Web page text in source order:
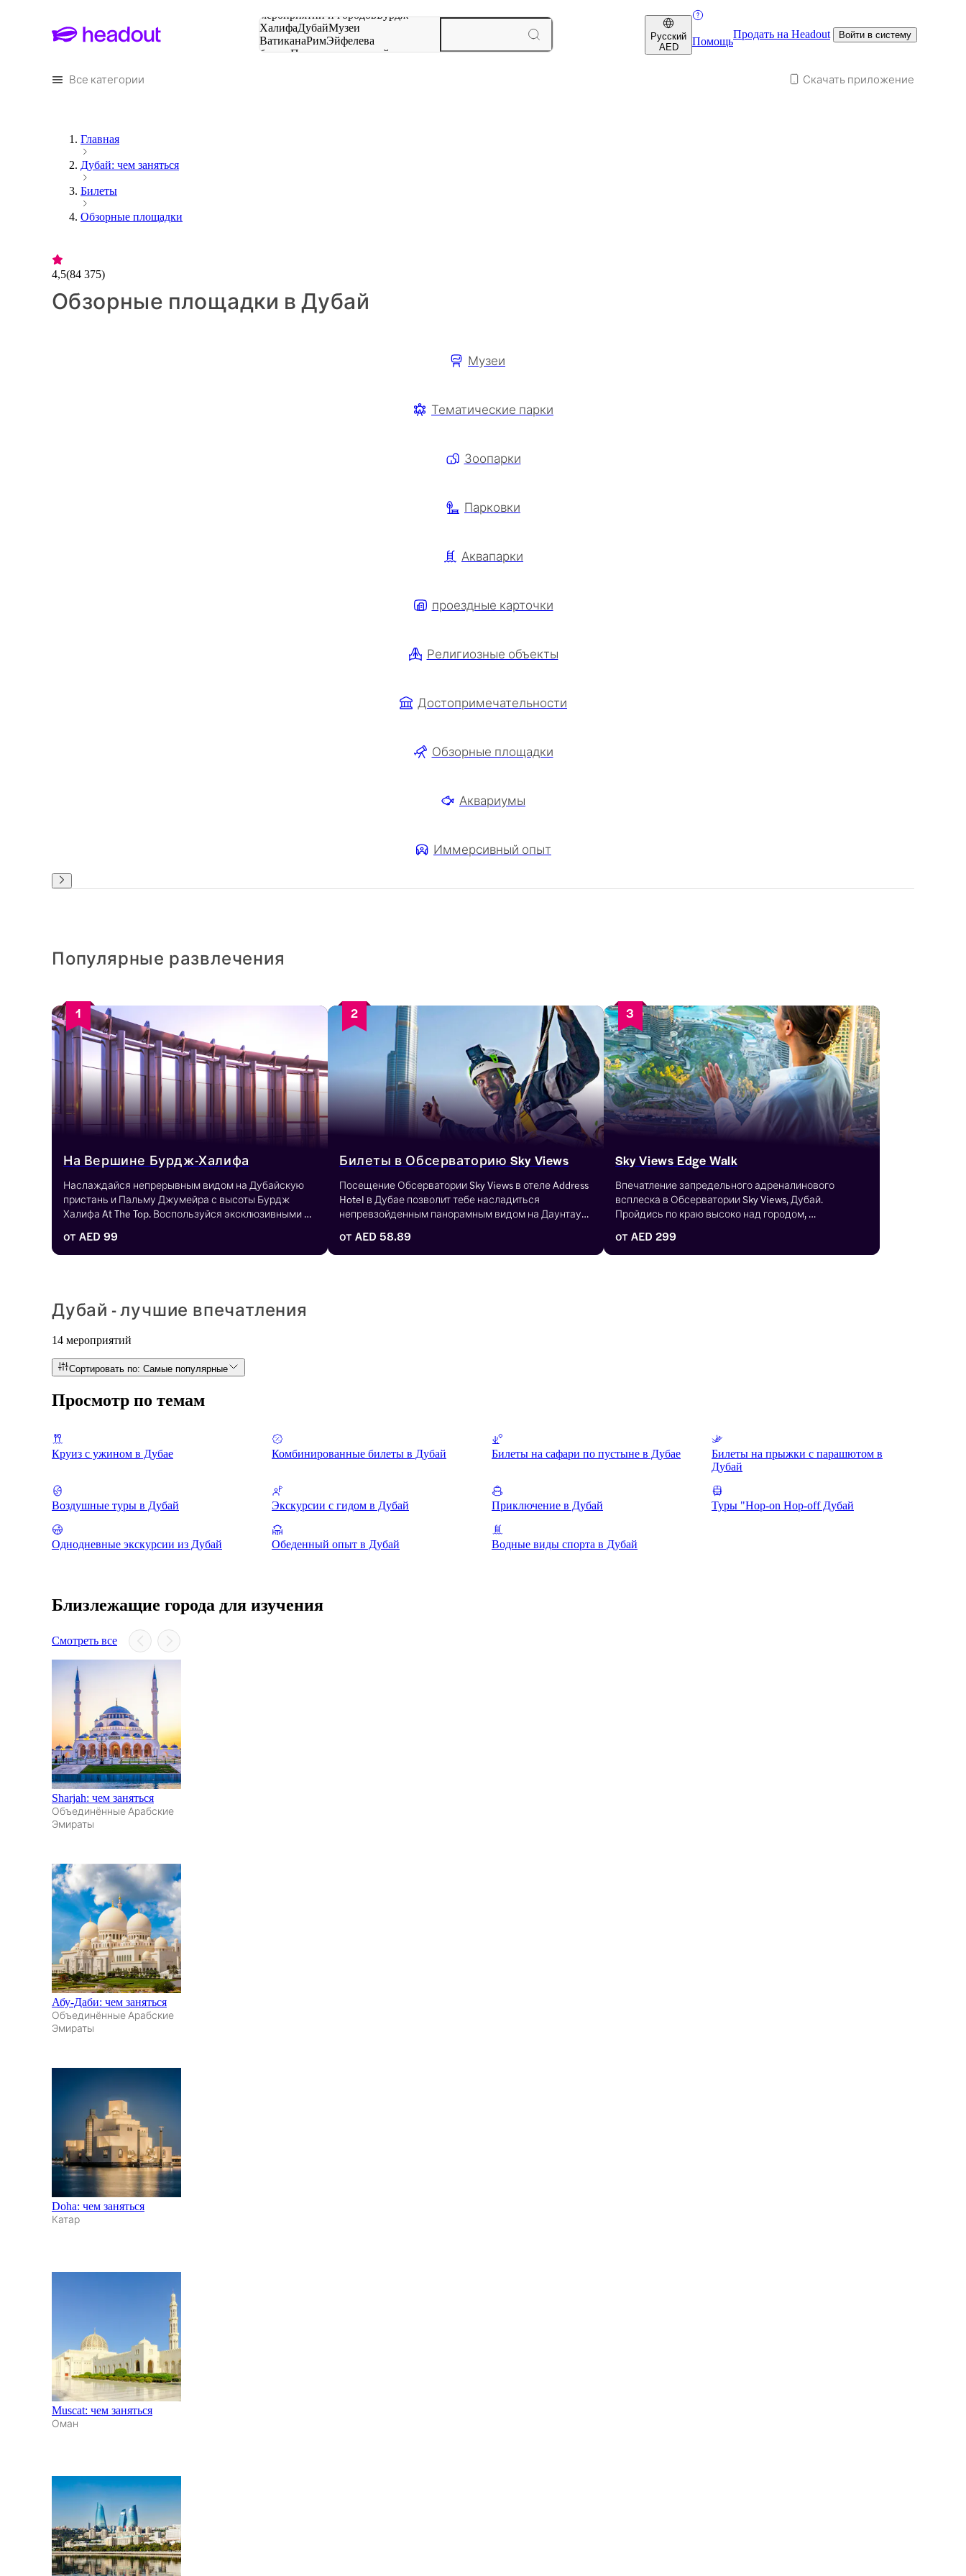
мероприятий и городовБурдж-
ХалифаДубайМузеи
ВатиканаРимЭйфелева
башняПарижмероприятий и
Русский
AED
Помощь
Продать на Headout Войти в систему
Все категории Скачать приложение
Главная
Дубай: чем заняться
Билеты
Обзорные площадки
4,5(84 375)
Обзорные площадки в Дубай
Музеи
Тематические парки
Зоопарки
Парковки
Аквапарки
проездные карточки
Религиозные объекты
Достопримечательности
Обзорные площадки
Аквариумы
Иммерсивный опыт
Популярные развлечения
1
На Вершине Бурдж-Халифа
Наслаждайся непрерывным видом на Дубайскую
пристань и Пальму Джумейра с высоты Бурдж
Халифа At The Top. Воспользуйся эксклюзивными
которые дают доступ к другим популярным местам,
таким как Дубайская рамка и Дубайский аквариум и
от AED 99
2
Билеты в Обсерваторию Sky Views
Посещение Обсерватории Sky Views в отеле Address
Hotel в Дубае позволит тебе насладиться
непревзойденным панорамным видом на Даунтаун
можешь выбрать стандартные билеты в
Обсерваторию Sky Views или попробовать
от AED 58.89
3
Sky Views Edge Walk
Впечатление запредельного адреналинового
всплеска в Обсерватории Sky Views, Дубай.
Пройдись по краю высоко над городом,
рейтингом 4.7 и такими функциями, как мгновенное
подтверждение и электронные билеты, это 20
от AED 299
Дубай - лучшие впечатления
14 мероприятий
Сортировать по: Самые популярные
Просмотр по темам
Круиз с ужином в Дубае Комбинированные билеты в Дубай Билеты на сафари по пустыне в Дубае
Билеты на прыжки с парашютом в
Дубай
Воздушные туры в Дубай Экскурсии с гидом в Дубай Приключение в Дубай Туры "Hop-on Hop-off Дубай
Однодневные экскурсии из Дубай Обеденный опыт в Дубай Водные виды спорта в Дубай
Близлежащие города для изучения
Смотреть все
Sharjah: чем заняться
Объединённые Арабские
Эмираты
Абу-Даби: чем заняться
Объединённые Арабские
Эмираты
Doha: чем заняться
Катар
Muscat: чем заняться
Оман